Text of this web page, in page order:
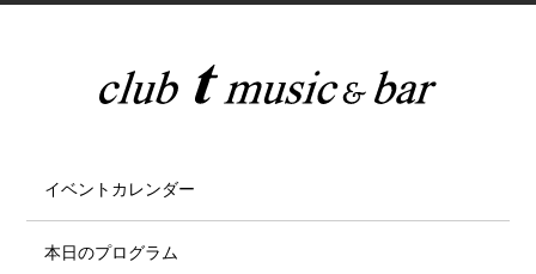
イベントカレンダー
本日のプログラム